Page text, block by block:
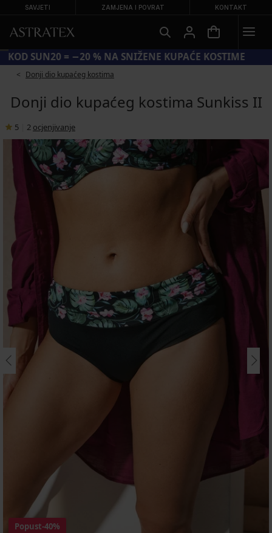
SAVJETI ZAMJENA I POVRAT KONTAKT
KOD SUN20 = −20 % NA SNIŽENE KUPAĆE KOSTIME
Donji dio kupaćeg kostima
Donji dio kupaćeg kostima Sunkiss II
5 2 ocjenjivanje
Popust-40%